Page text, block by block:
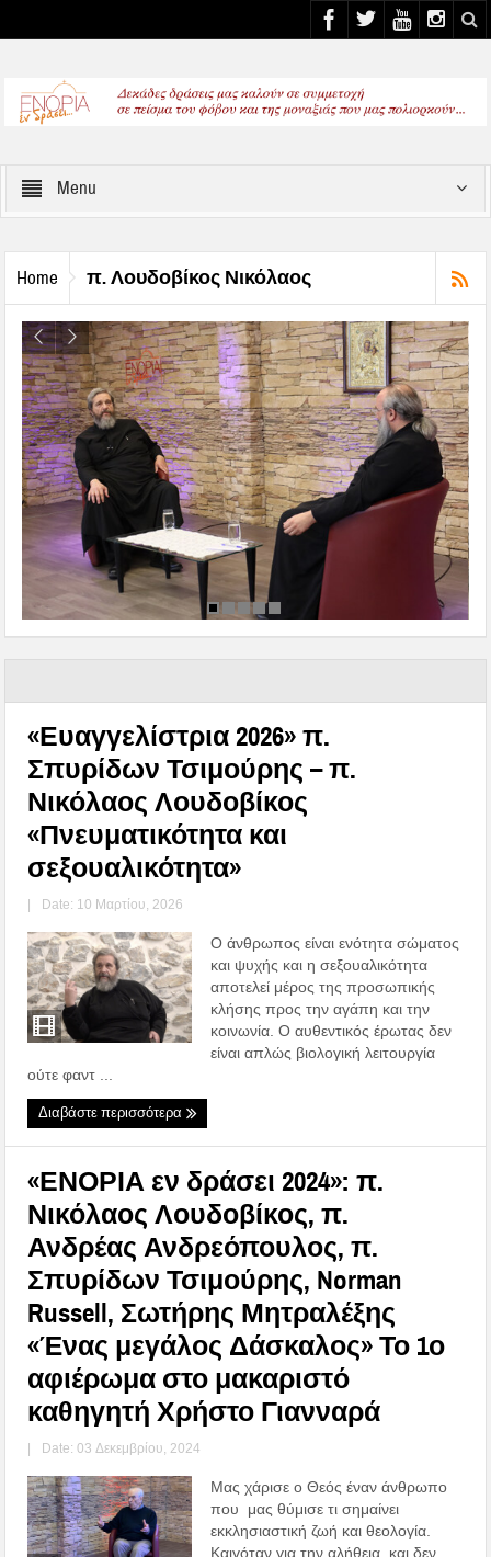
Menu
Home π. Λουδοβίκος Νικόλαος
«Ευαγγελίστρια 2026» π.
Σπυρίδων Τσιμούρης – π.
Νικόλαος Λουδοβίκος
«Πνευματικότητα και
σεξουαλικότητα»
| Date: 10 Μαρτίου, 2026
Ο άνθρωπος είναι ενότητα σώματος
και ψυχής και η σεξουαλικότητα
αποτελεί μέρος της προσωπικής
κλήσης προς την αγάπη και την
κοινωνία. Ο αυθεντικός έρωτας δεν
είναι απλώς βιολογική λειτουργία
ούτε φαντ ...
Διαβάστε περισσότερα
«ΕΝΟΡΙΑ εν δράσει 2024»: π.
Νικόλαος Λουδοβίκος, π.
Ανδρέας Ανδρεόπουλος, π.
Σπυρίδων Τσιμούρης, Norman
Russell, Σωτήρης Μητραλέξης
«Ένας μεγάλος Δάσκαλος» Το 1ο
αφιέρωμα στο μακαριστό
καθηγητή Χρήστο Γιανναρά
| Date: 03 Δεκεμβρίου, 2024
Μας χάρισε ο Θεός έναν άνθρωπο
που μας θύμισε τι σημαίνει
εκκλησιαστική ζωή και θεολογία.
Καιγόταν για την αλήθεια και δεν